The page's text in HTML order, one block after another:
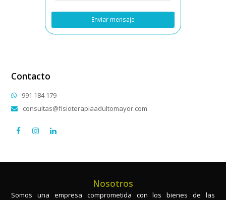
Contacto
991 184 179
consultas@fisioterapiaadultomayor.com
facebookinstagram
Nosotros
Somos una empresa comprometida con los bienes de las